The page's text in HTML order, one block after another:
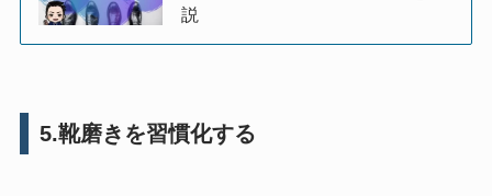
説
5.靴磨きを習慣化する